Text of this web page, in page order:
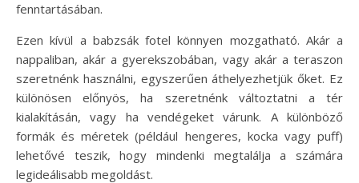
fenntartásában.
Ezen kívül a babzsák fotel könnyen mozgatható. Akár a
nappaliban, akár a gyerekszobában, vagy akár a teraszon
szeretnénk használni, egyszerűen áthelyezhetjük őket. Ez
különösen előnyös, ha szeretnénk változtatni a tér
kialakításán, vagy ha vendégeket várunk. A különböző
formák és méretek (például hengeres, kocka vagy puff)
lehetővé teszik, hogy mindenki megtalálja a számára
legideálisabb megoldást.